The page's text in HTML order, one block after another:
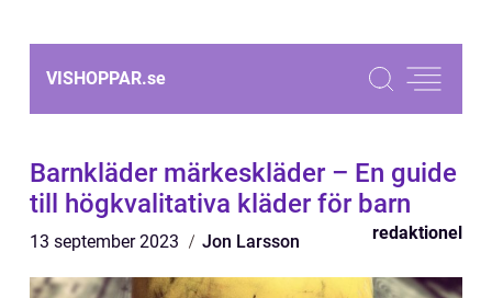
VISHOPPAR.se
Barnkläder märkeskläder – En guide
till högkvalitativa kläder för barn
13 september 2023 Jon Larsson redaktionel